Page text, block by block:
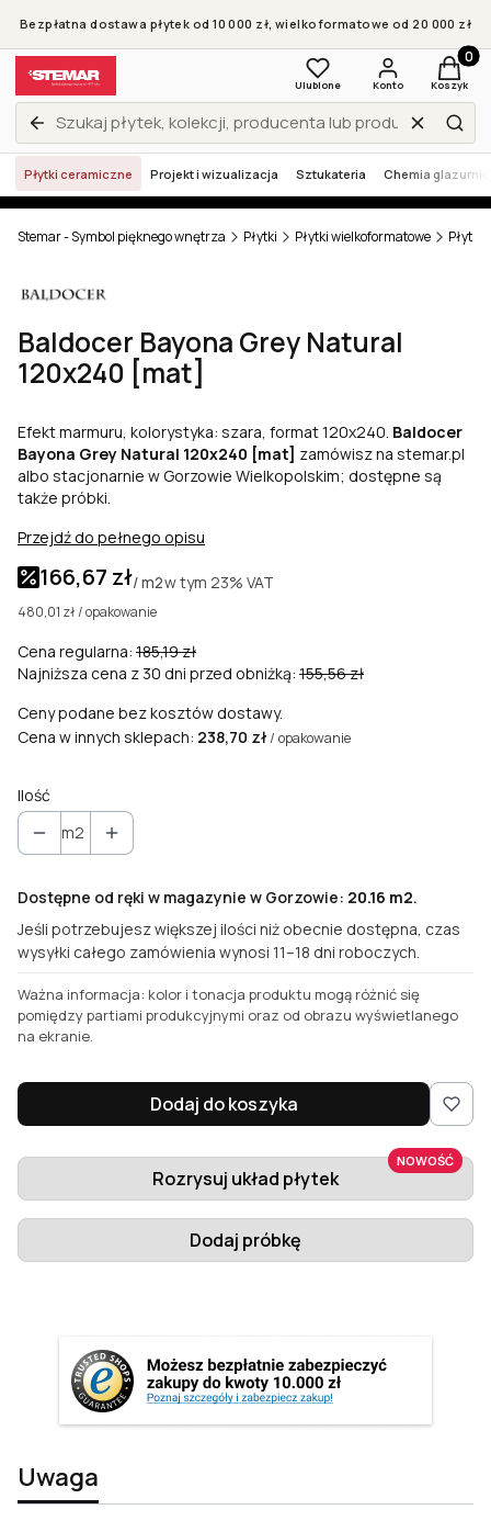
Bezpłatna dostawa płytek od 10 000 zł, wielkoformatowe od 20 000 zł
Zamknij wyszukiwarkę
Wyczyść
Ulubione Konto Koszyk
Płytki ceramiczne Projekt i wizualizacja Sztukateria Chemia
Stemar - Symbol pięknego wnętrza Płytki Płytki wielkoformatowe Płytki
Baldocer Bayona Grey Natural
120x240 [mat]
Efekt marmuru, kolorystyka: szara, format 120x240. Baldocer
Bayona Grey Natural 120x240 [mat] zamówisz na stemar.pl
albo stacjonarnie w Gorzowie Wielkopolskim; dostępne są
także próbki.
Przejdź do pełnego opisu
166,67 zł/ m2w tym 23% VAT
480,01 zł / opakowanie
Cena regularna: 185,19 zł
Najniższa cena z 30 dni przed obniżką: 155,56 zł
Ceny podane bez kosztów dostawy.
Cena w innych sklepach: 238,70 zł / opakowanie
Ilość
m2
Dostępne od ręki w magazynie w Gorzowie: 20.16 m2.
Jeśli potrzebujesz większej ilości niż obecnie dostępna, czas
wysyłki całego zamówienia wynosi 11–18 dni roboczych.
Ważna informacja: kolor i tonacja produktu mogą różnić się
pomiędzy partiami produkcyjnymi oraz od obrazu wyświetlanego
na ekranie.
Dodaj do koszyka
NOWOŚĆ
Rozrysuj układ płytek
Dodaj próbkę
Uwaga